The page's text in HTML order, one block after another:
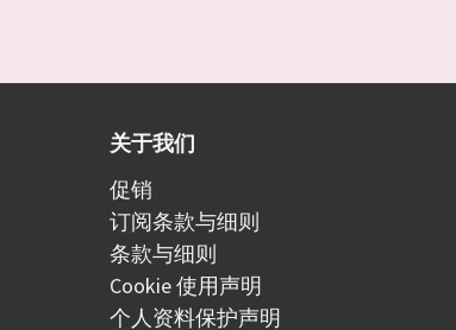
关于我们
促销
订阅条款与细则
条款与细则
Cookie 使用声明
个人资料保护声明